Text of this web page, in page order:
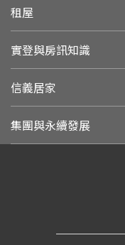
租屋
實登與房訊知識
信義居家
集團與永續發展